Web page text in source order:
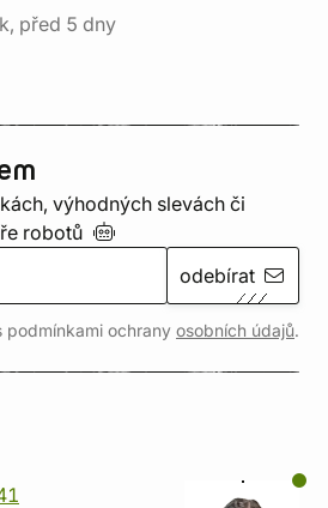
před 5 dny
výhodných slevách či
robotů
odebírat
podmínkami ochrany osobních údajů.